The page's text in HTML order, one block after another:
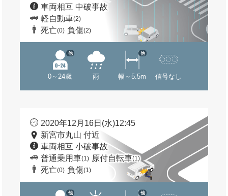
車両相互 中破事故
軽自動車(2)
死亡(0) 負傷(2)
0～24歳
他
雨 幅～5.5m
他
信号なし
2020年12月16日(水)12:45
新宮市丸山 付近
車両相互 小破事故
普通乗用車(1) 原付自転車(1)
死亡(0) 負傷(1)
他 他